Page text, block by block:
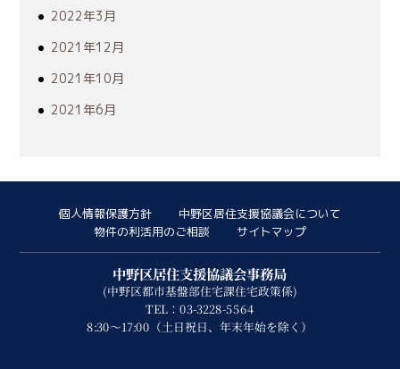
2022年3月
2021年12月
2021年10月
2021年6月
個人情報保護方針
中野区居住支援協議会について
物件の利活用のご相談
サイトマップ
中野区居住支援協議会事務局
(中野区都市基盤部住宅課住宅政策係)
TEL：03-3228-5564
8:30～17:00（土日祝日、年末年始を除く）